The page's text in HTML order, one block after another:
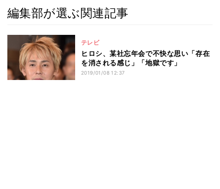
編集部が選ぶ関連記事
テレビ
ヒロシ、某社忘年会で不快な思い「存在
を消される感じ」「地獄です」
2019/01/08 12:37